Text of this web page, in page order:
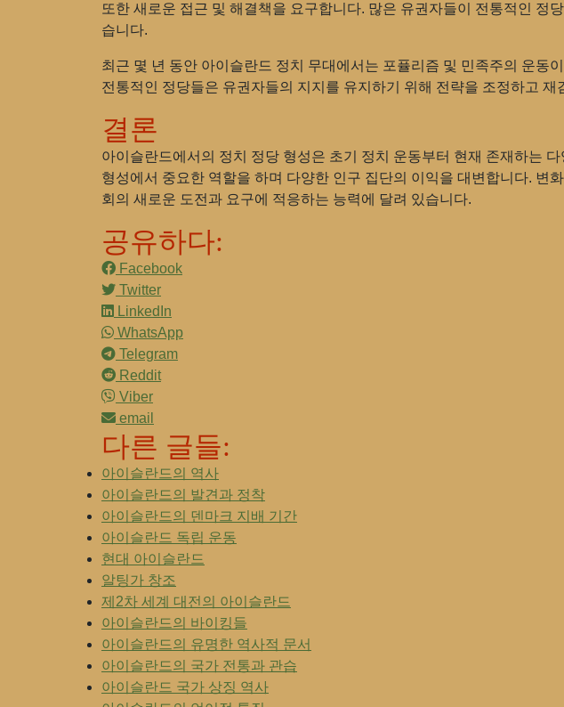
또한 새로운 접근 및 해결책을 요구합니다. 많은 유권자들이 전통적인 정
습니다.
최근 몇 년 동안 아이슬란드 정치 무대에서는 포퓰리즘 및 민족주의 운동
전통적인 정당들은 유권자들의 지지를 유지하기 위해 전략을 조정하고 재
결론
아이슬란드에서의 정치 정당 형성은 초기 정치 운동부터 현재 존재하는
형성에서 중요한 역할을 하며 다양한 인구 집단의 이익을 대변합니다. 변
회의 새로운 도전과 요구에 적응하는 능력에 달려 있습니다.
공유하다:
Facebook
Twitter
LinkedIn
WhatsApp
Telegram
Reddit
Viber
email
다른 글들:
아이슬란드의 역사
아이슬란드의 발견과 정착
아이슬란드의 덴마크 지배 기간
아이슬란드 독립 운동
현대 아이슬란드
알팅가 창조
제2차 세계 대전의 아이슬란드
아이슬란드의 바이킹들
아이슬란드의 유명한 역사적 문서
아이슬란드의 국가 전통과 관습
아이슬란드 국가 상징 역사